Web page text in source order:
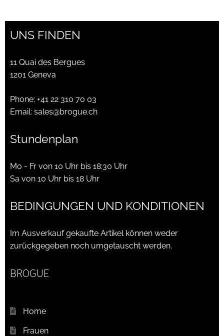
UNS FINDEN
11 Quai des Bergues
1201 Geneva
Phone: +41 22 310 70 03
Email: sales@brogue.ch
Stundenplan
Mo - Fr von 10 Uhr bis 18:30 Uhr
Sa von 10 Uhr bis 18 Uhr
BEDINGUNGEN UND KONDITIONEN
Im Ausverkauf gekaufte Artikel können weder
zurückgegeben noch umgetauscht werden.
BROGUE
Home
Frauen